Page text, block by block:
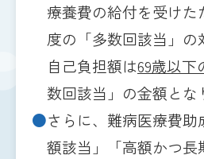
療養費の給付を受け
度の「多数回該当」の
自己負担額は69歳以下
数回該当」の金額とな
●さらに、難病医療費
額該当」「高額かつ長